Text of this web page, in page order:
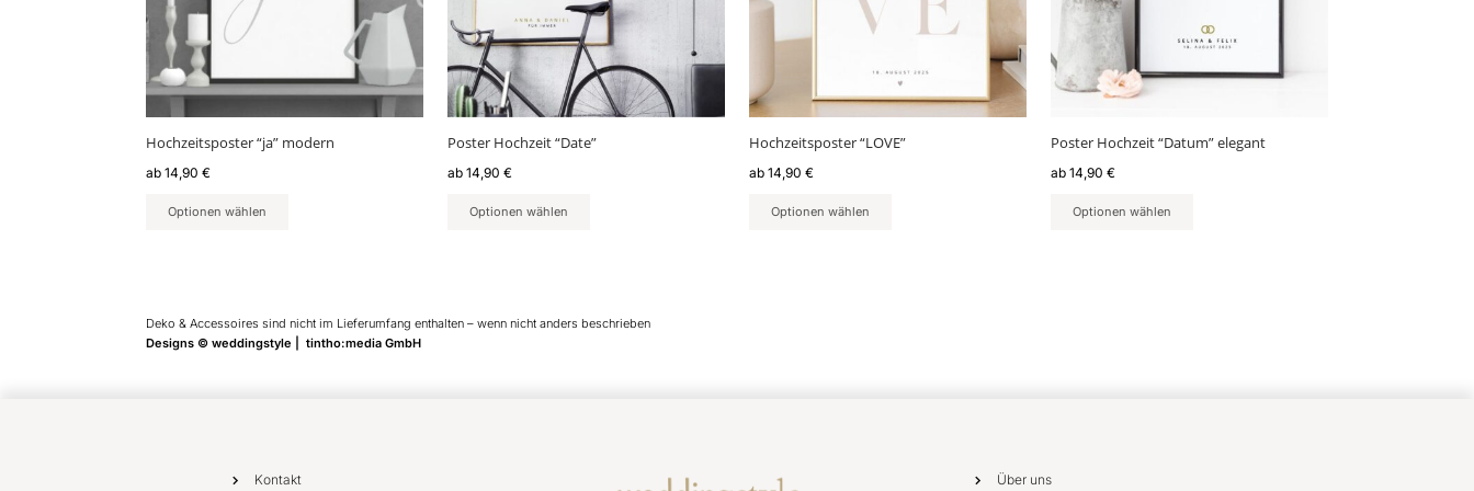
Hochzeitsposter “ja” modern
ab 14,90 €
Optionen wählen
Optionen
können
auf
der
Produktseite
werden
Poster Hochzeit “Date”
ab 14,90 €
Optionen wählen
können
der
Produktseite
werden
Hochzeitsposter “LOVE”
ab 14,90 €
Optionen wählen
Optionen
können
Produktseite
werden
Poster Hochzeit “Datum” elegant
ab 14,90 €
Optionen wählen
Optionen
können
auf
der
Produktseite
werden
Deko & Accessoires sind nicht im Lieferumfang enthalten – wenn nicht anders beschrieben
Designs © weddingstyle | tintho:media GmbH
Kontakt Über uns